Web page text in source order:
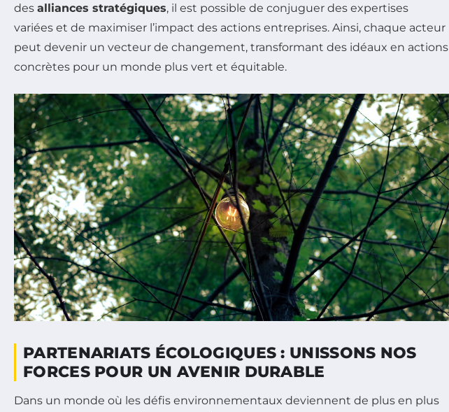
des alliances stratégiques, il est possible de conjuguer des expertises
variées et de maximiser l’impact des actions entreprises. Ainsi, chaque acteur
peut devenir un vecteur de changement, transformant des idéaux en actions
concrètes pour un monde plus vert et équitable.
PARTENARIATS ÉCOLOGIQUES : UNISSONS NOS
FORCES POUR UN AVENIR DURABLE
Dans un monde où les défis environnementaux deviennent de plus en plus